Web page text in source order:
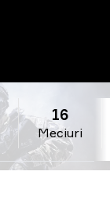
Meciuri
16